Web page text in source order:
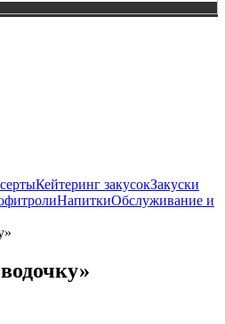
Кейтеринг закусокЗакуски
НапиткиОбслуживание и